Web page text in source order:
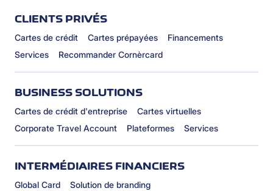
CLIENTS PRIVÉS
Cartes de crédit Cartes prépayées
Financements
Services
Recommander Cornèrcard
BUSINESS SOLUTIONS
Cartes de crédit d'entreprise
Cartes virtuelles
Corporate Travel Account
Plateformes Services
INTERMÉDIAIRES FINANCIERS
Global Card Solution de branding